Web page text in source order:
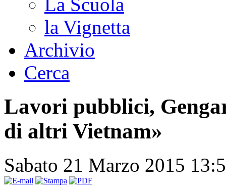
la Vignetta
Archivio
Cerca
Lavori pubblici,
di altri Vietnam»
Sabato 21 Marzo 2015